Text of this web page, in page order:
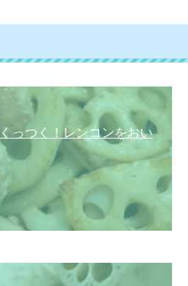
っつく！レンコンをおい